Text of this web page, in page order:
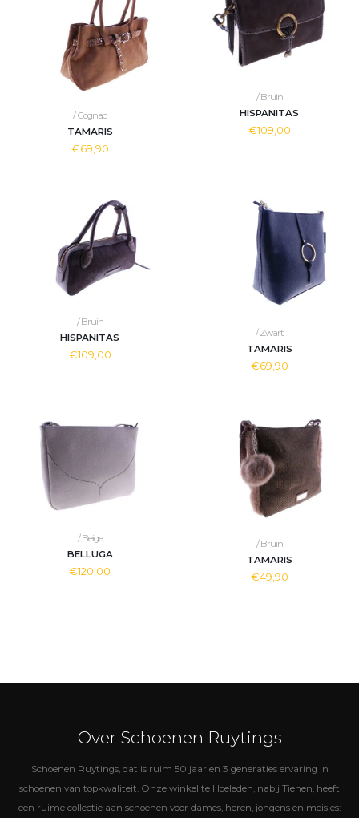
/ Cognac
TAMARIS
€69,90
/ Bruin
HISPANITAS
€109,00
/ Bruin
HISPANITAS
€109,00
/ Zwart
TAMARIS
€69,90
/ Beige
BELLUGA
€120,00
/ Bruin
TAMARIS
€49,90
Over Schoenen Ruytings
Schoenen Ruytings, dat is ruim 50 jaar en 3 generaties ervaring in
schoenen van topkwaliteit. Onze winkel te Hoeleden, nabij Tienen, heeft
een ruime collectie aan schoenen voor dames, heren, jongens en meisjes: